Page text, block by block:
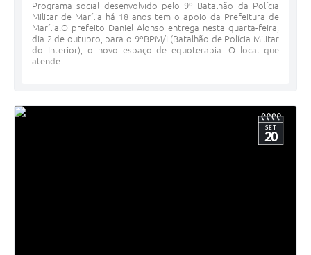
Programa social desenvolvido pelo 9º Batalhão da Polícia
Militar de Marília há 18 anos tem o apoio da Prefeitura de
Marília.O prefeito Daniel Alonso entrega nesta quarta-feira,
dia 2 de outubro, para o 9ºBPM/I (Batalhão de Polícia Militar
do Interior), o novo espaço de equoterapia. O local que
atende...
SET
20